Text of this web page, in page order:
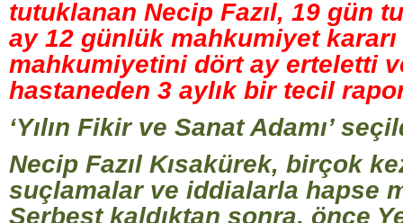
tutuklanan Necip Fazıl, 19 gün
ay 12 günlük mahkumiyet kararı
mahkumiyetini dört ay erteletti
hastaneden 3 aylık bir tecil
‘Yılın Fikir ve Sanat Adamı’
Necip Fazıl Kısakürek, birçok
suçlamalar ve iddialarla hapse
Serbest kaldıktan sonra, önce